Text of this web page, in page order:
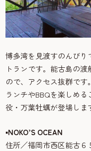
博多湾を見渡すのんびり
トランです。能古島の
ので、アクセス抜群で
ランチやBBQを楽しめ
役・万葉牡蠣が登場しま
▪NOKO’S OCEAN
住所／福岡市西区能古６